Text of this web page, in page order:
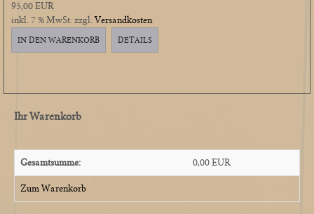
95,00 EUR
inkl. 7 % MwSt. zzgl. Versandkosten
IN DEN WARENKORB DETAILS
Ihr Warenkorb
Gesamtsumme: 0,00 EUR
Zum Warenkorb